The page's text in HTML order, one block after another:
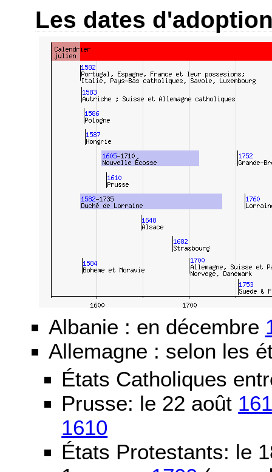
Les dates
Albanie : en décembre
Allemagne : selon les
États Catholiques
Prusse: le 22 août
1610
États Protestants: le